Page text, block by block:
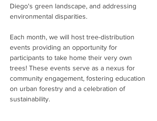
Diego's green landscape, and addressing
environmental disparities.
Each month, we will host tree-distribution
events providing an opportunity for
participants to take home their very own
trees! These events serve as a nexus for
community engagement, fostering education
on urban forestry and a celebration of
sustainability.